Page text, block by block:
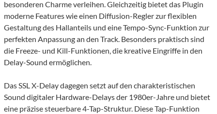
besonderen Charme verleihen. Gleichzeitig bietet das Plugin
moderne Features wie einen Diffusion-Regler zur flexiblen
Gestaltung des Hallanteils und eine Tempo-Sync-Funktion zur
perfekten Anpassung an den Track. Besonders praktisch sind
die Freeze- und Kill-Funktionen, die kreative Eingriffe in den
Delay-Sound ermöglichen.
Das SSL X-Delay dagegen setzt auf den charakteristischen
Sound digitaler Hardware-Delays der 1980er-Jahre und bietet
eine präzise steuerbare 4-Tap-Struktur. Diese Tap-Funktion